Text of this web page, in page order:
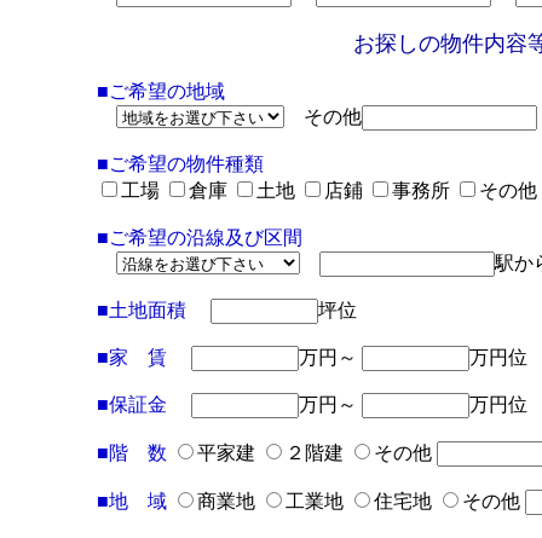
お探しの物件内容
■ご希望の地域
その他
■ご希望の物件種類
工場
倉庫 土地 店鋪 事務所 その他
■ご希望の沿線及び区間
■土地面積 坪位
■家 賃 万円～ 万円位
■保証金 万円～ 万円位
■階 数 平家建 ２階建 その他
■地 域 商業地 工業地 住宅地 その他